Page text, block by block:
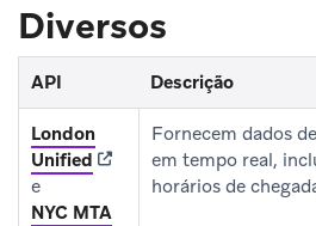
Diversos
API Descrição
London
Unified (opens in new tab)
e
NYC MTA
Fornecem dados
em tempo real,
horários de